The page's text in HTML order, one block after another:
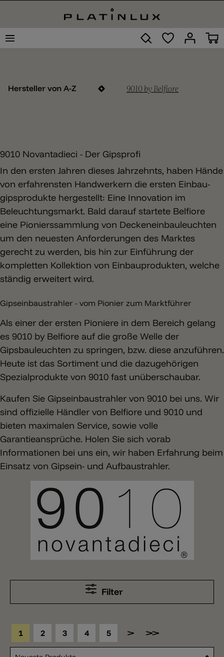
Hersteller von A-Z 9010 by Belfiore
9010 Novantadieci - Der Gipsprofi
In den ersten Jahren dieses Jahrzehnts, haben Hände
von erfahrensten Handwerkern die ersten Einbau-
gipsprodukte hergestellt: Eine Innovation im
Beleuchtungsmarkt. Bald darauf startete Belfiore
eine Pionierssammlung von Deckeneinbauleuchten
um den neuesten Anforderungen des Marktes
gerecht zu werden, bis hin zur Einführung der
kompletten Kollektion von Einbauprodukten, welche
ständig erweitert wird.
Gipseinbaustrahler - vom Pionier zum Marktführer
Als einer der ersten Pioniere in dem Bereich gelang
es 9010 by Belfiore auf die große Welle der
Gipsbauleuchten zu springen, bzw. diese anzuführen.
Heute ist das Sortiment und die dazugehörigen
Spezialprodukte von 9010 fast unüberschaubar.
Kaufen Sie Gipseinbaustrahler von 9010 bei uns. Wir
sind offizielle Händler von Belfiore und 9010 und
bieten maximalen Service, sowie volle
Garantieansprüche. Holen Sie sich vorab
Informationen bei uns ein, wir haben Erfahrung beim
Einsatz von Gipsein- und Aufbaustrahler.
Filter
1 2 3 4 5